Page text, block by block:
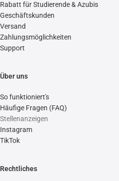
Rabatt für Studierende & Azubis
Geschäftskunden
Versand
Zahlungsmöglichkeiten
Support
Über uns
So funktioniert's
Häufige Fragen (FAQ)
Stellenanzeigen
Instagram
TikTok
Rechtliches